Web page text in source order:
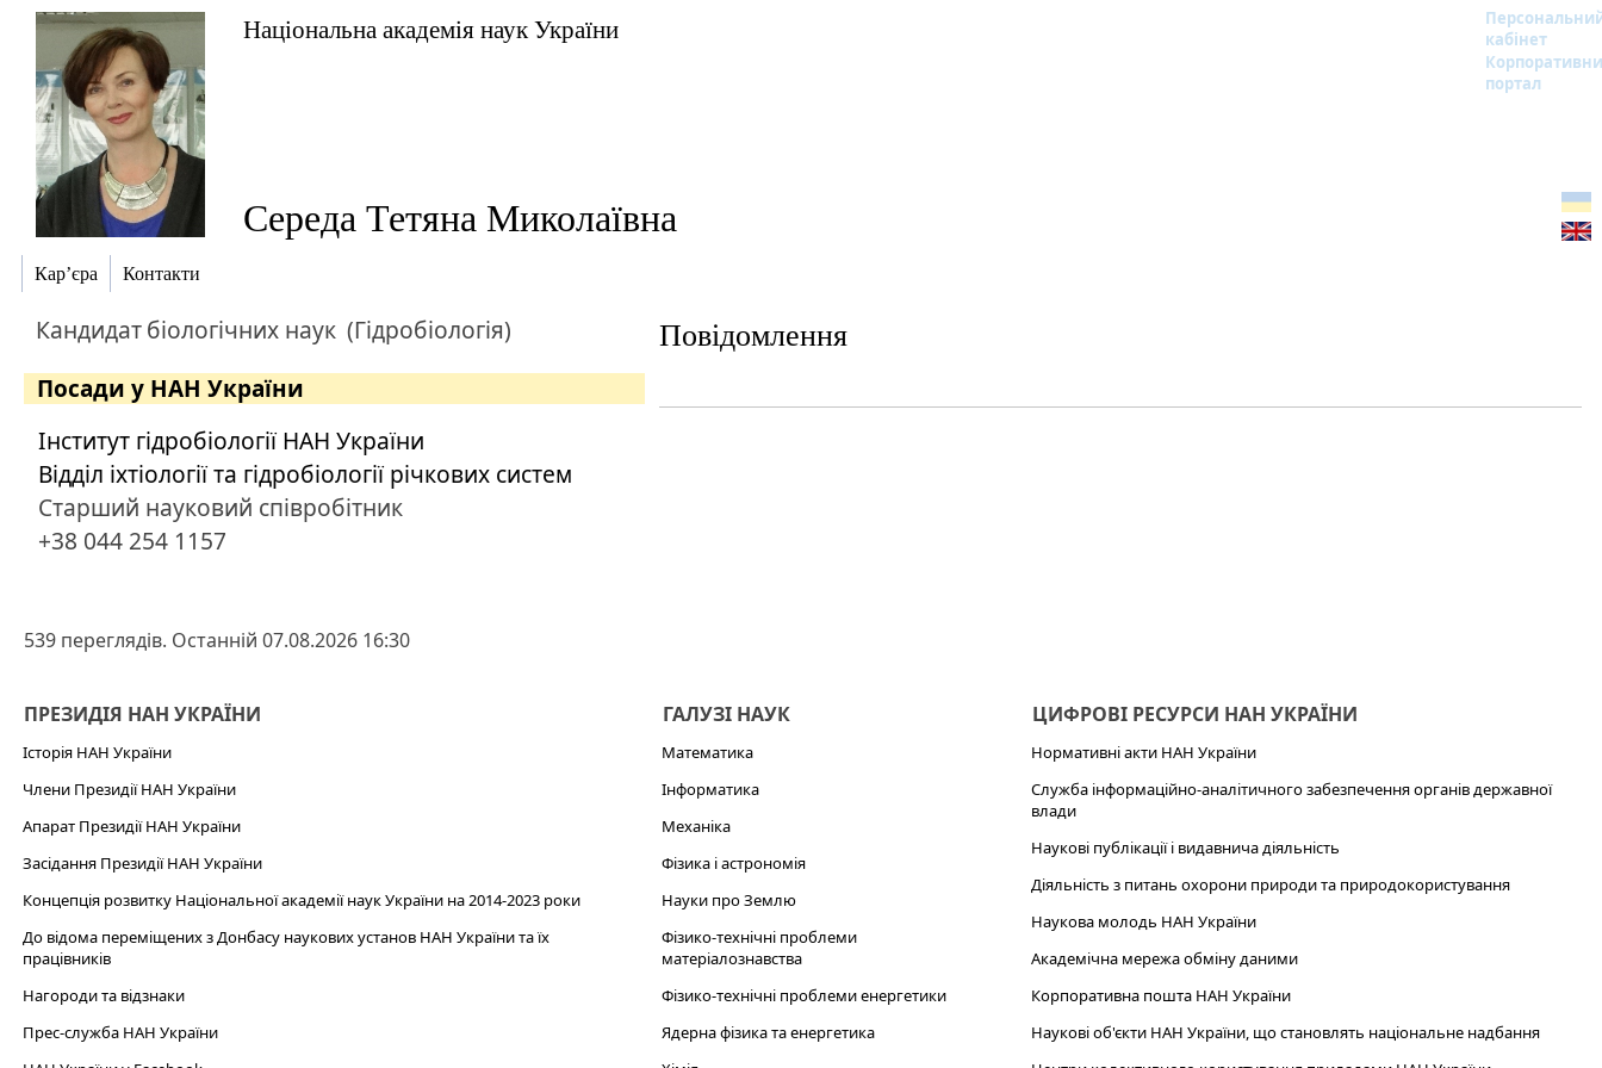
Національна академія наук України
кабінет
портал
Середа Тетяна Миколаївна
Кар’єра Контакти
Кандидатбіологічних наук (Гідробіологія)
Посади у НАН України
Інститут гідробіології НАН України
Відділ іхтіології та гідробіології річкових систем
Старший науковий співробітник
+38 044 254 1157
539 переглядів. Останній 07.08.2026 16:30
Повідомлення
ПРЕЗИДІЯ НАН УКРАЇНИ
Історія НАН України
Члени Президії НАН України
Апарат Президії НАН України
Засідання Президії НАН України
Концепція розвитку Національної академії наук України на 2014-2023 роки
До відома переміщених з Донбасу наукових установ НАН України та їх
працівників
Нагороди та відзнаки
Прес-служба НАН України
ГАЛУЗІ НАУК
Математика
Інформатика
Механіка
Фізика і астрономія
Науки про Землю
Фізико-технічні проблеми
матеріалознавства
Фізико-технічні проблеми енергетики
Ядерна фізика та енергетика
ЦИФРОВІ РЕСУРСИ НАН УКРАЇНИ
Нормативні акти НАН України
Служба інформаційно-аналітичного забезпечення органів державної
влади
Наукові публікації і видавнича діяльність
Діяльність з питань охорони природи та природокористування
Наукова молодь НАН України
Академічна мережа обміну даними
Корпоративна пошта НАН України
Наукові об'єкти НАН України, що становлять національне надбання